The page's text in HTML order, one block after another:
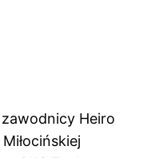
zawodnicy Heiro